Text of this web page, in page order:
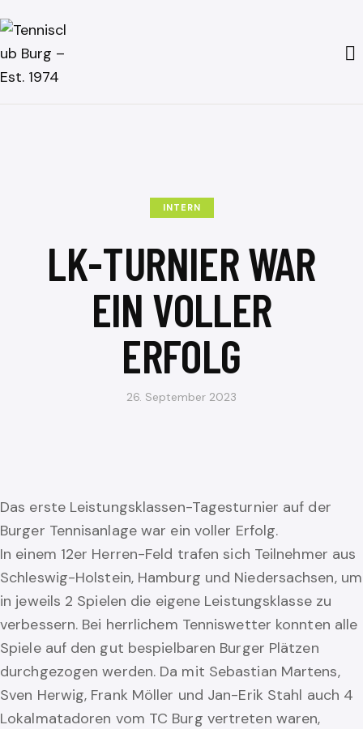
INTERN
LK-TURNIER WAR
EIN VOLLER
ERFOLG
26. September 2023
Das erste Leistungsklassen-Tagesturnier auf der
Burger Tennisanlage war ein voller Erfolg.
In einem 12er Herren-Feld trafen sich Teilnehmer aus
Schleswig-Holstein, Hamburg und Niedersachsen, um
in jeweils 2 Spielen die eigene Leistungsklasse zu
verbessern. Bei herrlichem Tenniswetter konnten alle
Spiele auf den gut bespielbaren Burger Plätzen
durchgezogen werden. Da mit Sebastian Martens,
Sven Herwig, Frank Möller und Jan-Erik Stahl auch 4
Lokalmatadoren vom TC Burg vertreten waren,